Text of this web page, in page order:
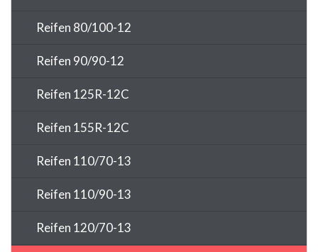
Reifen 80/100-12
Reifen 90/90-12
Reifen 125R-12C
Reifen 155R-12C
Reifen 110/70-13
Reifen 110/90-13
Reifen 120/70-13